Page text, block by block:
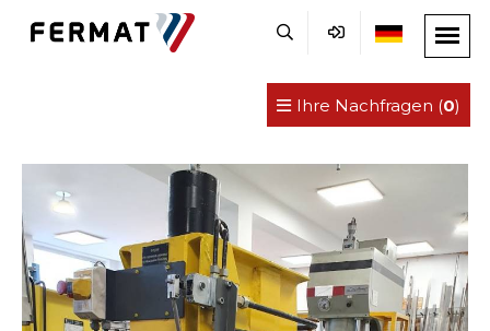
Ihre Nachfragen (0)